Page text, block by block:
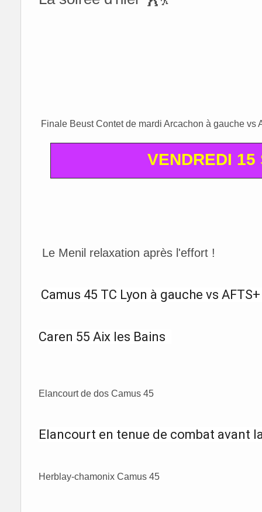
Finale Beust Contet de mardi Arcachon à gauche vs
VENDREDI 15
Le Menil relaxation après l'effort !
Camus 45 TC Lyon à gauche vs
Caren 55 Aix les Bains
Elancourt de dos Camus 45
Elancourt en tenue de combat avant
Herblay-chamonix Camus 45